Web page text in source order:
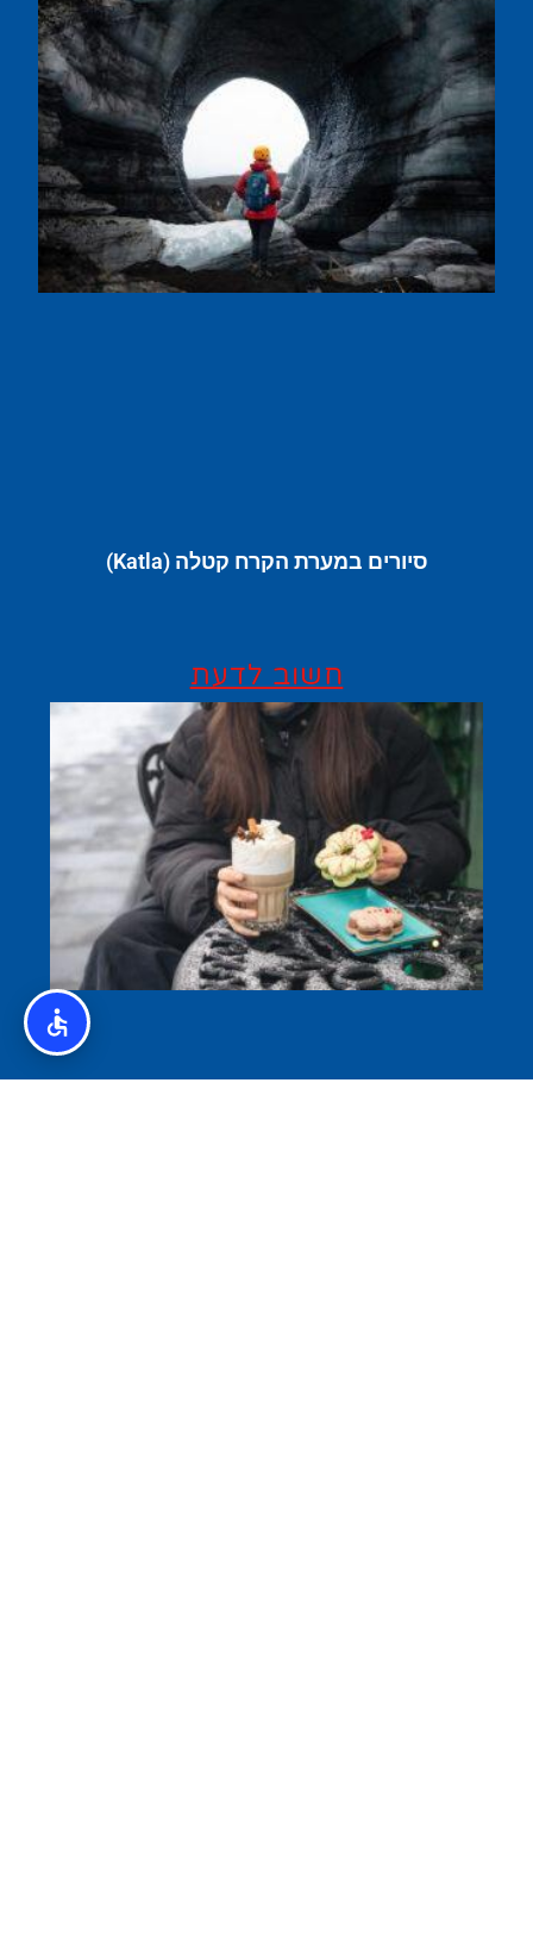
סיורים במערת הקרח קטלה (Katla)
חשוב לדעת